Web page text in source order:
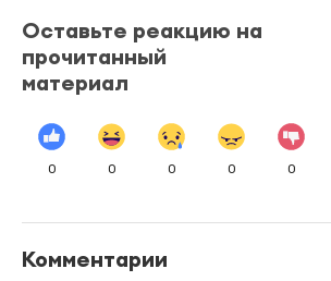
Оставьте реакцию на
прочитанный
материал
0 0 0 0 0
Комментарии